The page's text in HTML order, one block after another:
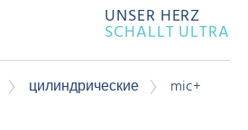
UNSER HERZ
SCHALLT ULTRA
цилиндрические
mic+